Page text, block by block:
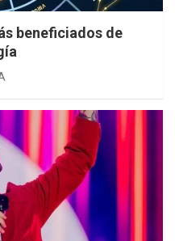
beneficiados de